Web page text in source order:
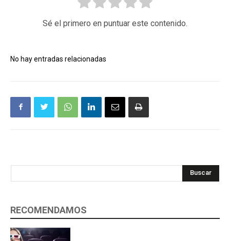
Sé el primero en puntuar este contenido.
No hay entradas relacionadas
Buscar
RECOMENDAMOS